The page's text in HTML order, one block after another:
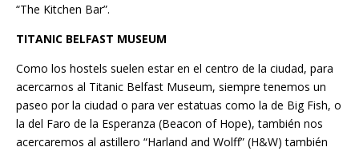
“The Kitchen Bar”.
TITANIC BELFAST MUSEUM
Como los hostels suelen estar en el centro de la ciudad, para
acercarnos al Titanic Belfast Museum, siempre tenemos un
paseo por la ciudad o para ver estatuas como la de Big Fish, o
la del Faro de la Esperanza (Beacon of Hope), también nos
acercaremos al astillero “Harland and Wolff” (H&W) también